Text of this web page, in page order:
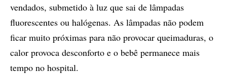
vendados, submetido à luz que sai de lâmpadas
fluorescentes ou halógenas. As lâmpadas não podem
ficar muito próximas para não provocar queimaduras, o
calor provoca desconforto e o bebê permanece mais
tempo no hospital.